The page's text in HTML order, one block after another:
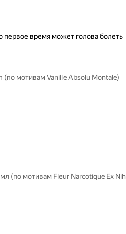
первое время может голова болеть
мотивам Vanille Absolu Montale)
(по мотивам Fleur Narcotique Ex